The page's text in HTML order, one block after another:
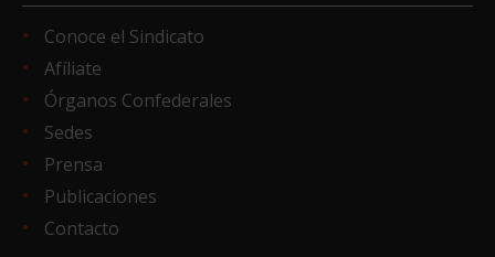
Conoce el Sindicato
Afíliate
Órganos Confederales
Sedes
Prensa
Publicaciones
Contacto